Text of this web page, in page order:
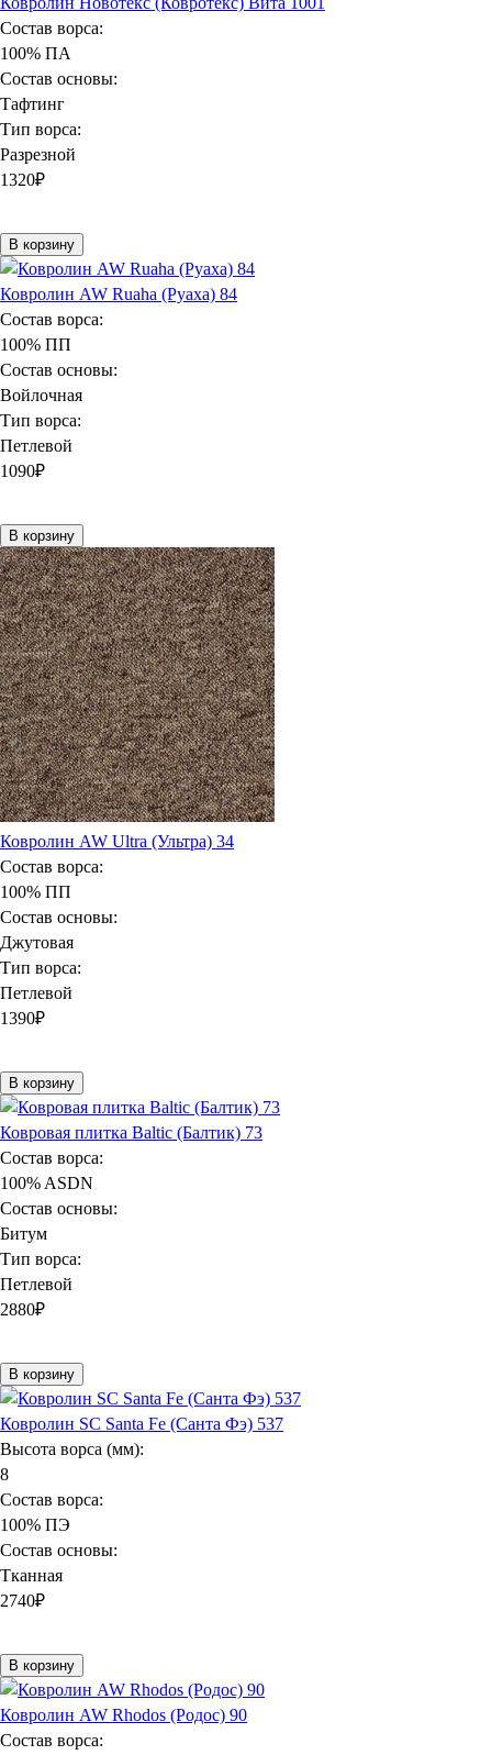
Состав ворса:
100% ПА
Состав основы:
Тафтинг
Тип ворса:
Разрезной
1320₽
В корзину
Ковролин AW Ruaha (Руаха) 84
Состав ворса:
100% ПП
Состав основы:
Войлочная
Тип ворса:
Петлевой
1090₽
В корзину
Ковролин AW Ultra (Ультра) 34
Состав ворса:
100% ПП
Состав основы:
Джутовая
Тип ворса:
Петлевой
1390₽
В корзину
Ковровая плитка Baltic (Балтик) 73
Состав ворса:
100% ASDN
Состав основы:
Битум
Тип ворса:
Петлевой
2880₽
В корзину
Ковролин SC Santa Fe (Санта Фэ) 537
Высота ворса (мм):
8
Состав ворса:
100% ПЭ
Состав основы:
Тканная
2740₽
В корзину
Ковролин AW Rhodos (Родос) 90
Состав ворса: